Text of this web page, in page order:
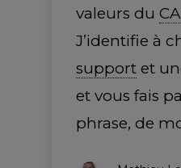
valeurs du
J’identifie à
support et
et vous fais
phrase, de